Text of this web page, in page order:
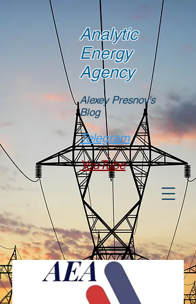
Analytic
Energy
Agency
Alexey Presnov's
Blog
Telegram
YouTube